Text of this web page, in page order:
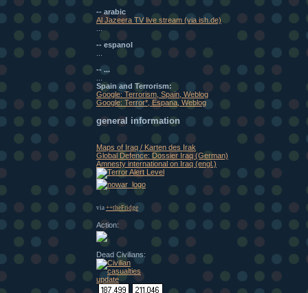
-- arabic
Al Jazeera TV live stream (via ish.de)
-- espanol
-- ...
Spain and Terrorism:
Google: Terrorism, Spain, Weblog
Google: Terror*, Espana, Weblog
general information
Maps of Iraq / Karten des Irak
Global Defence: Dossier Iraq (German)
Amnesty international on Iraq (engl.)
via ++theFridge
Action:
Dead Civilians: